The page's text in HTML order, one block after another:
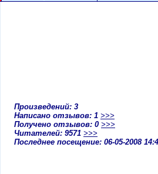
Произведений: 3
Написано отзывов: 1 >>>
Получено отзывов: 0 >>>
Читателей: 9571 >>>
Последнее посещение: 06-05-2008